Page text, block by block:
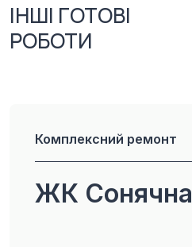
ІНШІ ГОТОВІ
РОБОТИ
Комплексний ремонт
ЖК